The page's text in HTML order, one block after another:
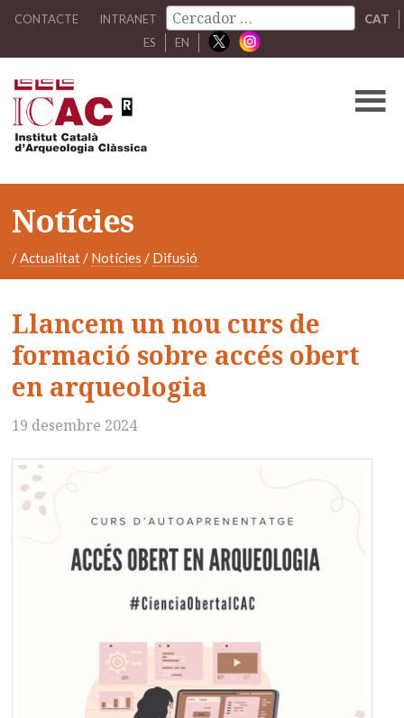
CONTACTE INTRANET
CAT
ES
EN
Notícies
/Actualitat/ Notícies / Difusió
Llancem un nou curs de
formació sobre accés obert
en arqueologia
19 desembre 2024